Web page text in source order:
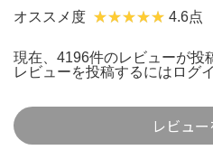
オススメ度 4.6点
現在、4196件のレビューが投
レビューを投稿するには ログ
レビュー